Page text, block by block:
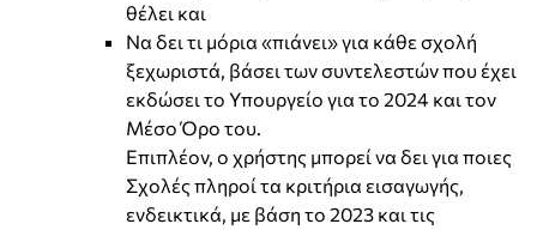
θέλει και
Να δει τι μόρια «πιάνει» για κάθε σχολή
ξεχωριστά, βάσει των συντελεστών που έχει
εκδώσει το Υπουργείο για το 2024 και τον
Μέσο Όρο του.
Επιπλέον, ο χρήστης μπορεί να δει για ποιες
Σχολές πληροί τα κριτήρια εισαγωγής,
ενδεικτικά, με βάση το 2023 και τις